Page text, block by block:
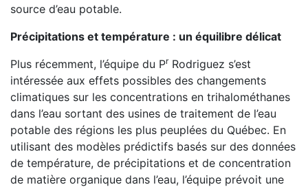
source d’eau potable.
Précipitations et température : un équilibre délicat
Plus récemment, l’équipe du PrRodriguez s’est
intéressée aux effets possibles des changements
climatiques sur les concentrations en trihalométhanes
dans l’eau sortant des usines de traitement de l’eau
potable des régions les plus peuplées du Québec. En
utilisant des modèles prédictifs basés sur des données
de température, de précipitations et de concentration
de matière organique dans l’eau, l’équipe prévoit une